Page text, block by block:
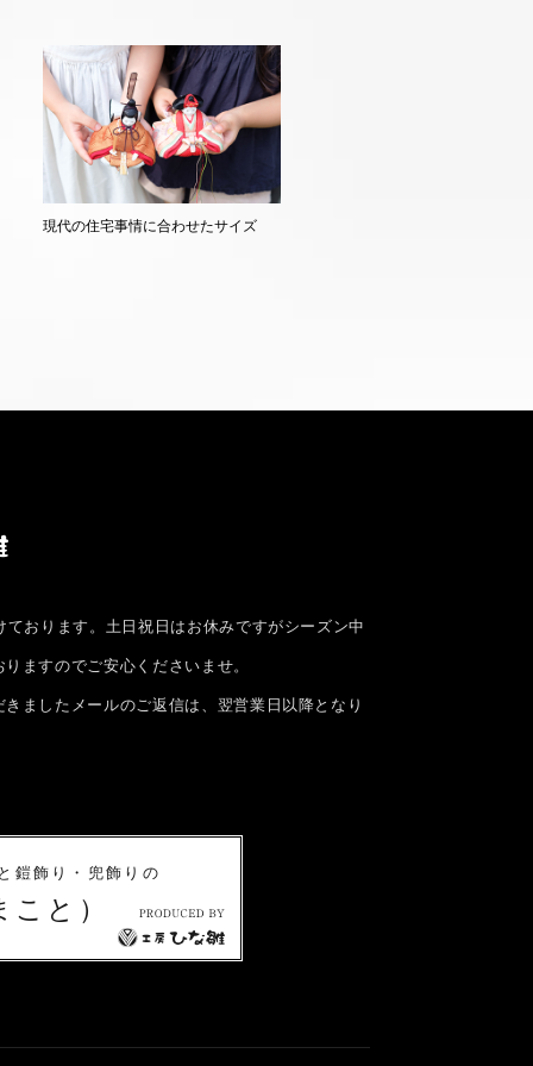
現代の住宅事情に合わせたサイズ
ております。土日祝日はお休みですがシーズン中
ますのでご安心くださいませ。
きましたメールのご返信は、翌営業日以降となり
鎧飾り・兜飾りの
こと）